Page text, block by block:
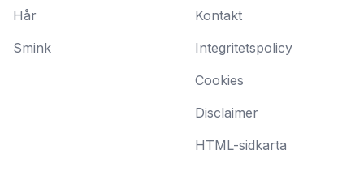
Hår
Smink
Kontakt
Integritetspolicy
Cookies
Disclaimer
HTML-sidkarta